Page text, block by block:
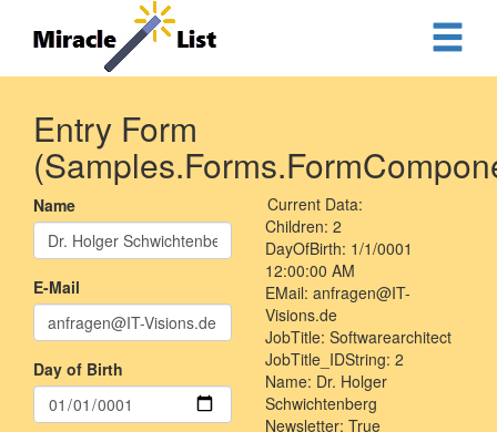
Entry Form
Name
E-Mail
Day of Birth
Current Data:
Children: 2
DayOfBirth: 1/1/0001
12:00:00 AM
EMail: anfragen@IT-
Visions.de
JobTitle: Softwarearchitect
JobTitle_IDString: 2
Name: Dr. Holger
Schwichtenberg
Newsletter: True